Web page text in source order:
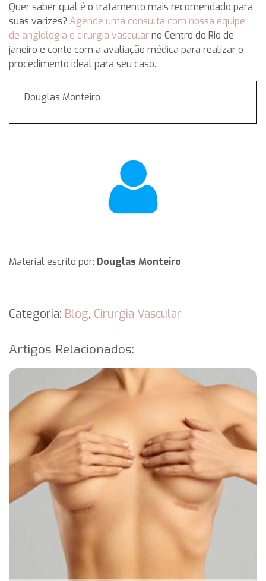
Quer saber qual é o tratamento mais recomendado para
suas varizes? Agende uma consulta com nossa equipe
de angiologia e cirurgia vascularno Centro do Rio de
janeiro e conte com a avaliação médica para realizar o
procedimento ideal para seu caso.
Douglas Monteiro
Material escrito por: Douglas Monteiro
Categoria: Blog, Cirurgia Vascular
Artigos Relacionados: